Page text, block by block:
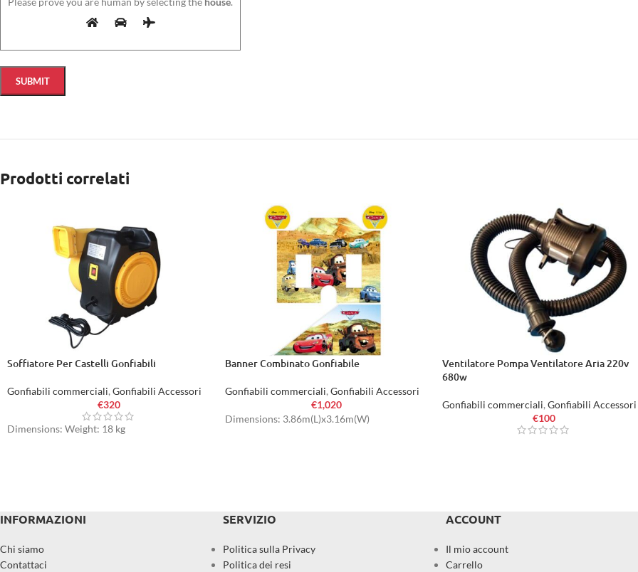
Prodotti correlati
Soffiatore Per Castelli Gonfiabili
Gonfiabili commerciali, Gonfiabili Accessori
€320
Dimensions: Weight: 18 kg
Banner Combinato Gonfiabile
Gonfiabili commerciali, Gonfiabili Accessori
€1,020
Dimensions: 3.86m(L)x3.16m(W)
Ventilatore Pompa Ventilatore Aria 220v
680w
Gonfiabili commerciali, Gonfiabili Accessori
€100
INFORMAZIONI
Chi siamo
Contattaci
SERVIZIO
Politica sulla Privacy
Politica dei resi
ACCOUNT
Il mio account
Carrello